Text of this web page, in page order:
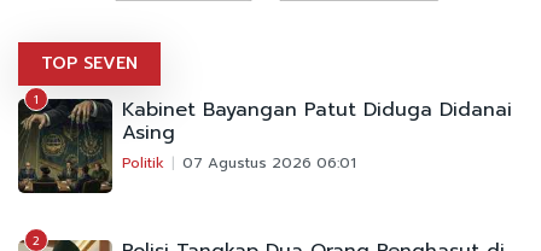
TOP SEVEN
1 Kabinet Bayangan Patut Diduga Didanai
Asing
Politik 07 Agustus 2026 06:01
2